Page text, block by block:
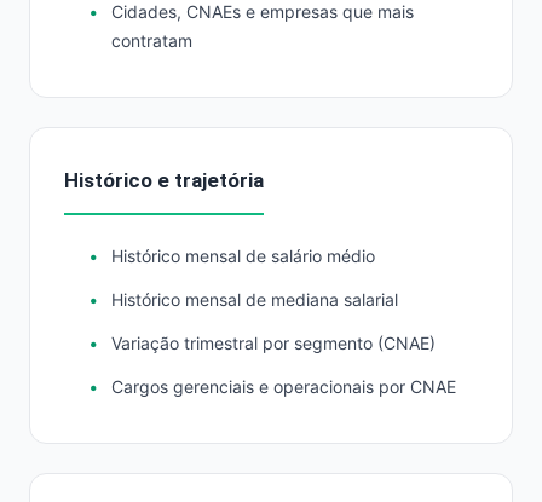
Cidades, CNAEs e empresas que mais
contratam
Histórico e trajetória
Histórico mensal de salário médio
Histórico mensal de mediana salarial
Variação trimestral por segmento (CNAE)
Cargos gerenciais e operacionais por CNAE